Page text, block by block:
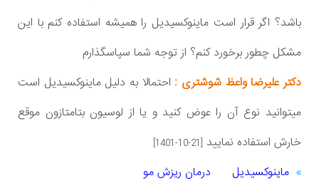
باشد؟ اگر قرار است ماینوکسیدیل را همیشه استفاده کنم با این
مشکل چطور برخورد کنم؟ از توجه شما سپاسگذارم
دکتر علیرضا واعظ شوشتری : احتمالا به دلیل ماینوکسیدیل است
میتوانید نوع آن را عوض کنید و یا از لوسیون بتامتازون موقع
خارش استفاده نمایید [1401-10-21]
ماینوکسیدیل درمان ریزش مو